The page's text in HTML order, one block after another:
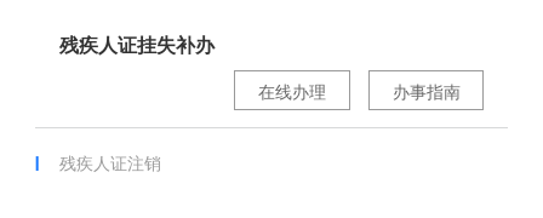
残疾人证挂失补办
办事指南
在线办理
残疾人证注销